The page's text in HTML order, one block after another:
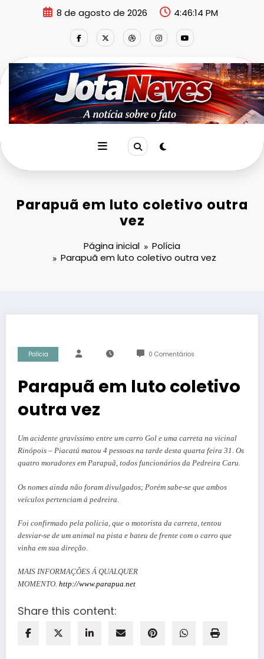
8 de agosto de 2026 4:46:14 PM
Parapuã em luto coletivo outra
vez
Página inicial
Polícia
Parapuã em luto coletivo outra vez
Polícia 0 Comentários
Parapuã em luto coletivo
outra vez
Um acidente gravíssimo entre um carro Gol e uma carreta na vicinal
Rinópois – Piacatú matou 4 pessoas na tarde desta quarta feira 31. Os
quatro moradores em Parapuã, todos funcionários da Pedreira Caru.
Os nomes ainda não foram divulgados; Porém sabe-se que ambos
veículos pertenciam á pedreira.
Foi confirmado pela policia, que o motorista da carreta, tentou
desviar-se de um animal na pista e bateu de frente com o carro que
vinha em sua direção.
MAIS INFORMAÇÕES Á QUALQUER
MOMENTO. http://www.parapua.net
Share this content: